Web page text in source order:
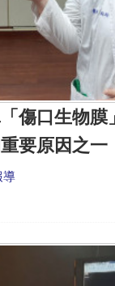
傷口生物
要原因之一
導